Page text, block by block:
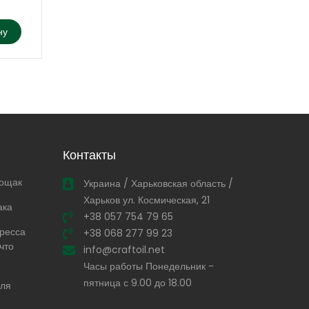
Контакты
Украина / Харьковская область /
Харьков ул. Космическая, 21
+38 057 754 79 65
+38 068 277 99 23
info@craftoil.net
Часы работы Понедельник -
пятница с 9.00 до 18.00